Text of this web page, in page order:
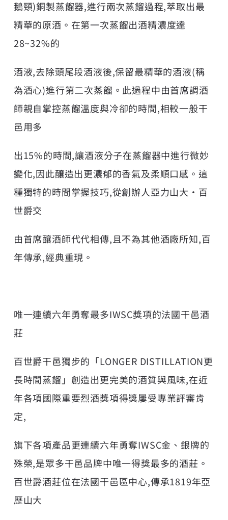
鵝頸)銅製蒸餾器,進行兩次蒸餾過程,萃取出最
精華的原酒。在第一次蒸餾出酒精濃度達
28~32%的
酒液,去除頭尾段酒液後,保留最精華的酒液(稱
為酒心)進行第二次蒸餾。此過程中由首席調酒
師親自掌控蒸餾溫度與冷卻的時間,相較一般干
邑用多
出15%的時間,讓酒液分子在蒸餾器中進行微妙
變化,因此釀造出更濃郁的香氣及柔順口感。這
種獨特的時間掌握技巧,從創辦人亞力山大•百
世爵交
由首席釀酒師代代相傳,且不為其他酒廠所知,百
年傳承,經典重現。
唯一連續六年勇奪最多IWSC獎項的法國干邑酒
莊
百世爵干邑獨步的「LONGER DISTILLATION更
長時間蒸餾」創造出更完美的酒質與風味,在近
年各項國際重要烈酒獎項得獎屢受專業評審肯
定,
旗下各項產品更連續六年勇奪IWSC金、銀牌的
殊榮,是眾多干邑品牌中唯一得獎最多的酒莊。
百世爵酒莊位在法國干邑區中心,傳承1819年亞
歷山大